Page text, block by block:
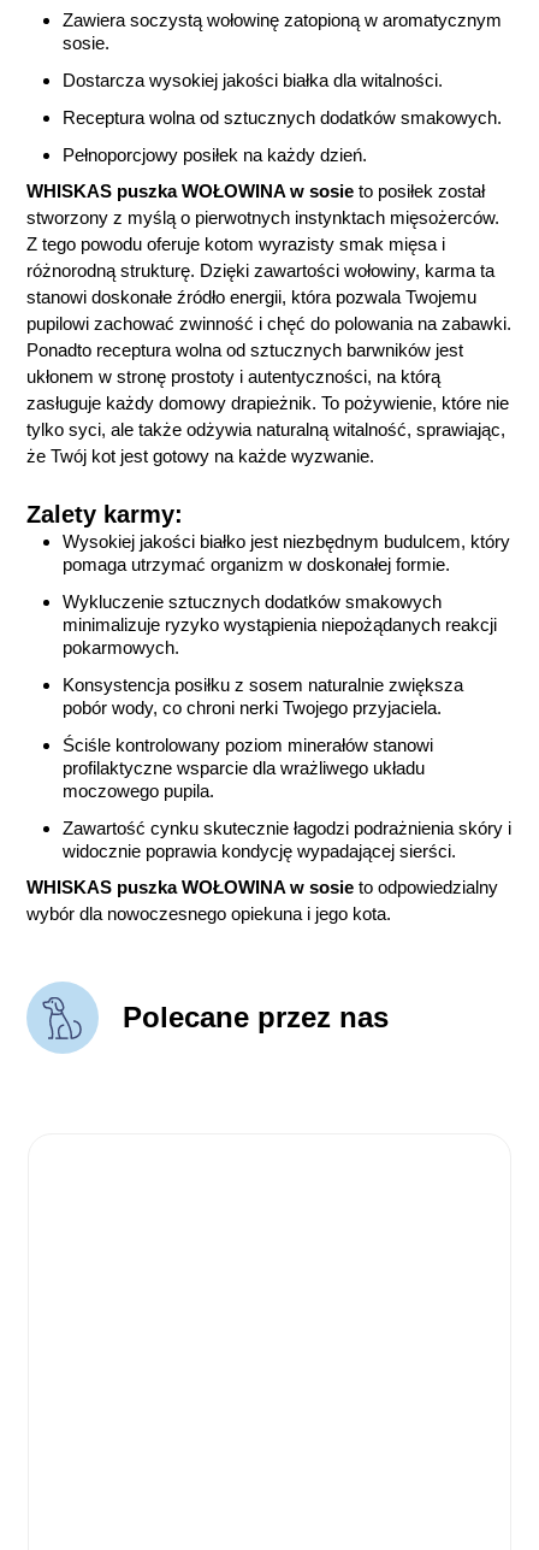
Zawiera soczystą wołowinę zatopioną w aromatycznym
sosie.
Dostarcza wysokiej jakości białka dla witalności.
Receptura wolna od sztucznych dodatków smakowych.
Pełnoporcjowy posiłek na każdy dzień.
WHISKAS puszka WOŁOWINA w sosie to posiłek został
stworzony z myślą o pierwotnych instynktach mięsożerców.
Z tego powodu oferuje kotom wyrazisty smak mięsa i
różnorodną strukturę. Dzięki zawartości wołowiny, karma ta
stanowi doskonałe źródło energii, która pozwala Twojemu
pupilowi zachować zwinność i chęć do polowania na zabawki.
Ponadto receptura wolna od sztucznych barwników jest
ukłonem w stronę prostoty i autentyczności, na którą
zasługuje każdy domowy drapieżnik. To pożywienie, które nie
tylko syci, ale także odżywia naturalną witalność, sprawiając,
że Twój kot jest gotowy na każde wyzwanie.
Zalety karmy:
Wysokiej jakości białko jest niezbędnym budulcem, który
pomaga utrzymać organizm w doskonałej formie.
Wykluczenie sztucznych dodatków smakowych
minimalizuje ryzyko wystąpienia niepożądanych reakcji
pokarmowych.
Konsystencja posiłku z sosem naturalnie zwiększa
pobór wody, co chroni nerki Twojego przyjaciela.
Ściśle kontrolowany poziom minerałów stanowi
profilaktyczne wsparcie dla wrażliwego układu
moczowego pupila.
Zawartość cynku skutecznie łagodzi podrażnienia skóry i
widocznie poprawia kondycję wypadającej sierści.
WHISKAS puszka WOŁOWINA w sosie to odpowiedzialny
wybór dla nowoczesnego opiekuna i jego kota.
Polecane przez nas